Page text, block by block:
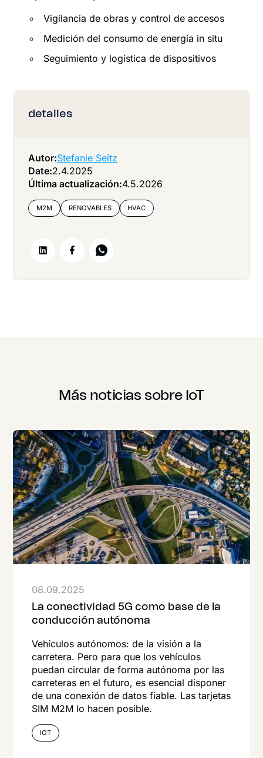
Vigilancia de obras y control de accesos
Medición del consumo de energía in situ
Seguimiento y logística de dispositivos
detalles
Autor:Stefanie Seitz
Date:2.4.2025
Última actualización:4.5.2026
M2M RENOVABLES HVAC
Más noticias sobre IoT
08.09.2025
La conectividad 5G como base de la
conducción autónoma
Vehículos autónomos: de la visión a la
carretera. Pero para que los vehículos
puedan circular de forma autónoma por las
carreteras en el futuro, es esencial disponer
de una conexión de datos fiable. Las tarjetas
SIM M2M lo hacen posible.
IOT